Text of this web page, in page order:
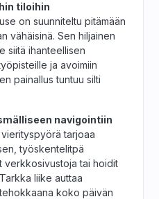
tiloihin
on suunniteltu pitämään
vähäisinä. Sen hiljainen
siitä ihanteellisen
ja avoimiin
painallus tuntuu silti
navigointiin
tarjoaa
työskentelitpä
verkkosivustoja tai hoidit
liike auttaa
koko päivän